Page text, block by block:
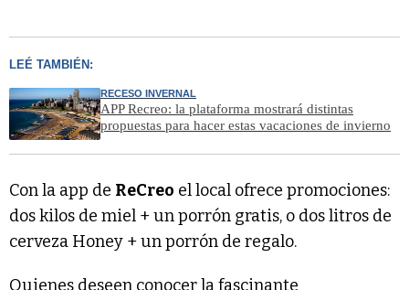
LEÉ TAMBIÉN:
RECESO INVERNAL
APP Recreo: la plataforma mostrará distintas
propuestas para hacer estas vacaciones de invierno
Con la app de ReCreo el local ofrece promociones:
dos kilos de miel + un porrón gratis, o dos litros de
cerveza Honey + un porrón de regalo.
Quienes deseen conocer la fascinante